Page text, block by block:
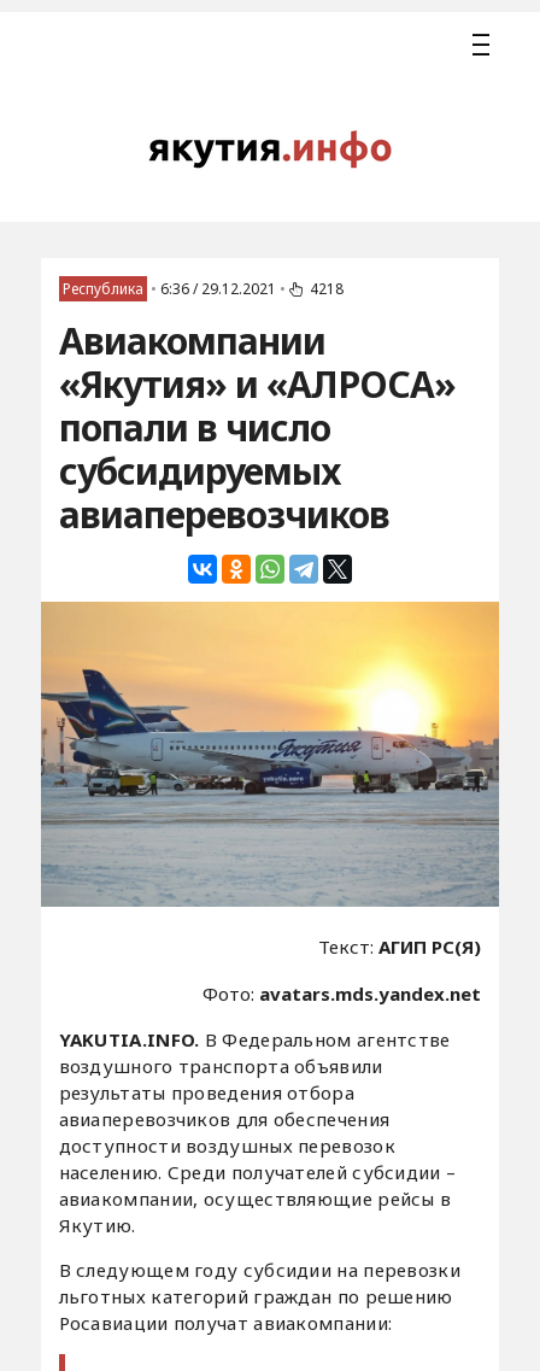
Республика • 6:36 / 29.12.2021 • 4218
Авиакомпании
«Якутия» и «АЛРОСА»
попали в число
субсидируемых
авиаперевозчиков
Текст:АГИП РС(Я)
Фото: avatars.mds.yandex.net
YAKUTIA.INFO. В Федеральном агентстве
воздушного транспорта объявили
результаты проведения отбора
авиаперевозчиков для обеспечения
доступности воздушных перевозок
населению. Среди получателей субсидии –
авиакомпании, осуществляющие рейсы в
Якутию.
В следующем году субсидии на перевозки
льготных категорий граждан по решению
Росавиации получат авиакомпании: